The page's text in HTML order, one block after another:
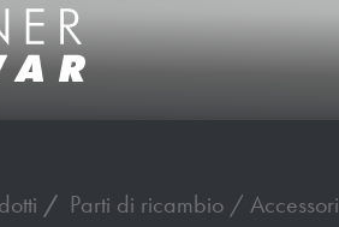
Parti di ricambio / Accessori